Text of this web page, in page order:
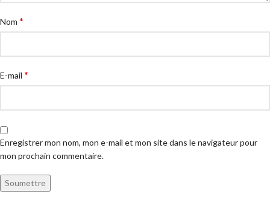
Nom *
E-mail *
Enregistrer mon nom, mon e-mail et mon site dans le navigateur pour
mon prochain commentaire.